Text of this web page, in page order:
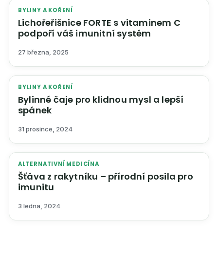
BYLINY A KOŘENÍ
Lichořeřišnice FORTE s vitaminem C
podpoří váš imunitní systém
27 března, 2025
BYLINY A KOŘENÍ
Bylinné čaje pro klidnou mysl a lepší
spánek
31 prosince, 2024
ALTERNATIVNÍ MEDICÍNA
Šťáva z rakytníku – přírodní posila pro
imunitu
3 ledna, 2024